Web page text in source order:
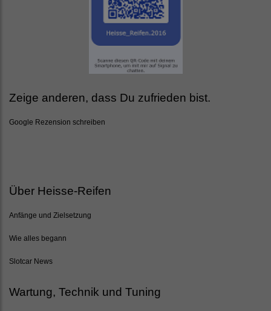
Zeige anderen, dass Du zufrieden bist.
Google Rezension schreiben
Über Heisse-Reifen
Anfänge und Zielsetzung
Wie alles begann
Slotcar News
Wartung, Technik und Tuning